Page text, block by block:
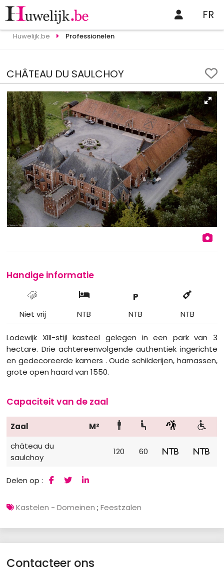
FR
Huwelijk.be Professionelen
CHÂTEAU DU SAULCHOY
Handige informatie
Niet vrij NTB
P
NTB NTB
Lodewijk XIII-stijl kasteel gelegen in een park van 3
hectare. Drie achtereenvolgende authentiek ingerichte
en gedecoreerde kamers . Oude schilderijen, harnassen,
grote open haard van 1550.
Capaciteit van de zaal
Zaal
M²
château du
saulchoy
120 60 NTB NTB
Delen op :
Kastelen - Domeinen ;Feestzalen
Contacteer ons